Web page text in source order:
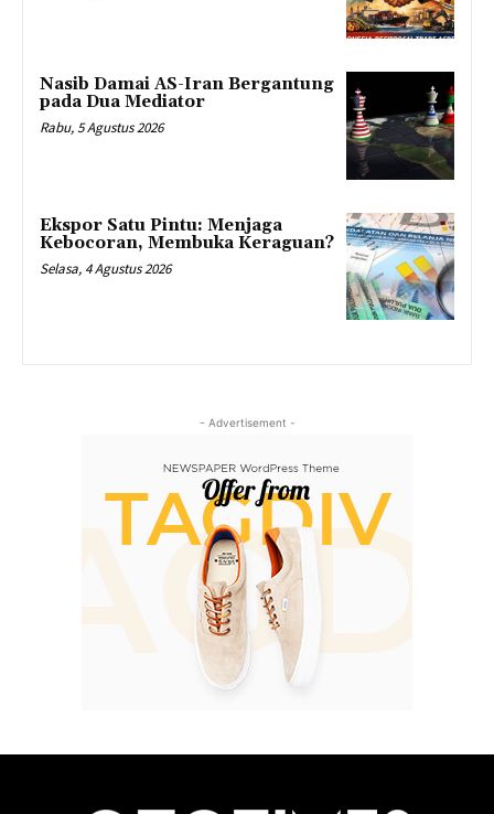
Nasib Damai AS-Iran Bergantung
pada Dua Mediator
Rabu, 5 Agustus 2026
Ekspor Satu Pintu: Menjaga
Kebocoran, Membuka Keraguan?
Selasa, 4 Agustus 2026
- Advertisement -